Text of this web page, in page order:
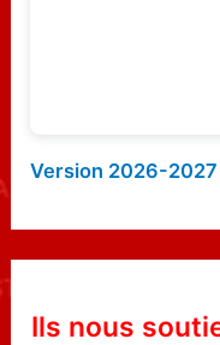
Version 2026-2027
Ils nous